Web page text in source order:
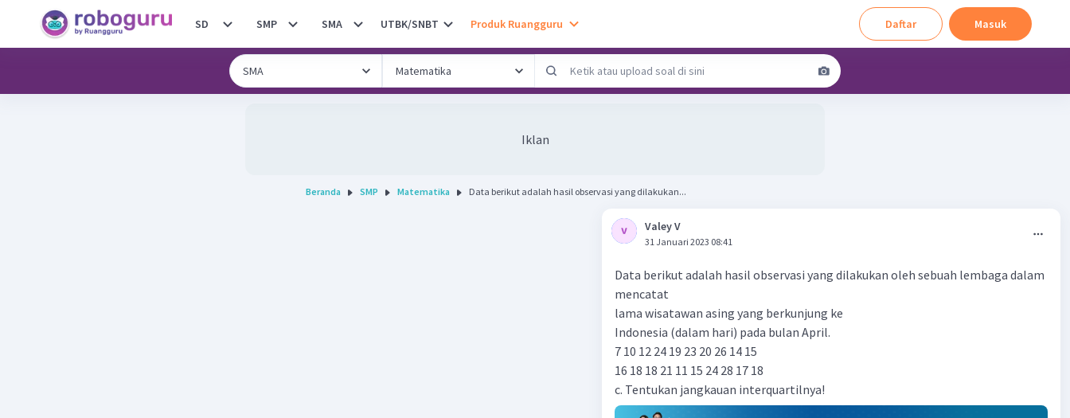
SD SMP SMA UTBK/SNBT Produk Ruangguru Daftar Masuk
Iklan
Beranda SMP Matematika Data berikut adalah hasil observasi yang dilakukan...
Valey V
31 Januari 2023 08:41
Data berikut adalah hasil observasi yang dilakukan oleh sebuah lembaga dalam
mencatat
lama wisatawan asing yang berkunjung ke
Indonesia (dalam hari) pada bulan April.
7 10 12 24 19 23 20 26 14 15
16 18 18 21 11 15 24 28 17 18
c. Tentukan jangkauan interquartilnya!